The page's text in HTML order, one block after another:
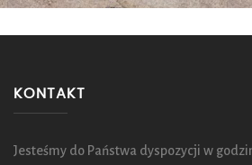
KONTAKT
Jesteśmy do Państwa dyspozycji w